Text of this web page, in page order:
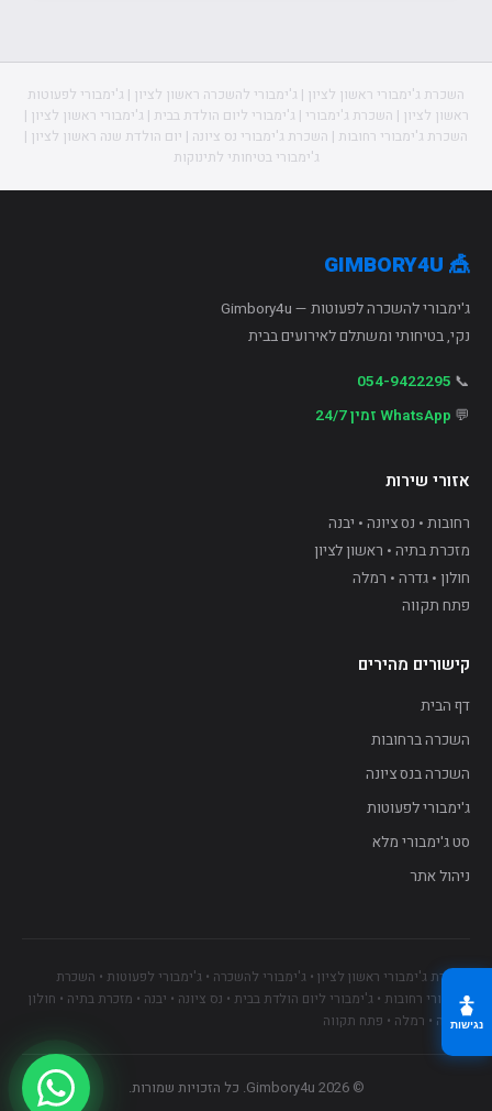
השכרת ג'ימבורי ראשון לציון | ג'ימבורי להשכרה ראשון לציון | ג'ימבורי לפעוטות
ראשון לציון | השכרת ג'ימבורי | ג'ימבורי ליום הולדת בבית | ג'ימבורי ראשון לציון |
השכרת ג'ימבורי רחובות | השכרת ג'ימבורי נס ציונה | יום הולדת שנה ראשון לציון |
ג'ימבורי בטיחותי לתינוקות
🎪 GIMBORY4U
ג'ימבורי להשכרה לפעוטות — Gimbory4u
נקי, בטיחותי ומשתלם לאירועים בבית
📞
054-9422295
💬 WhatsApp זמין 24/7
אזורי שירות
רחובות • נס ציונה • יבנה
מזכרת בתיה • ראשון לציון
חולון • גדרה • רמלה
פתח תקווה
קישורים מהירים
דף הבית
השכרה ברחובות
השכרה בנס ציונה
ג'ימבורי לפעוטות
סט ג'ימבורי מלא
ניהול אתר
השכרת ג'ימבורי ראשון לציון • ג'ימבורי להשכרה • ג'ימבורי לפעוטות • השכרת
ג'ימבורי רחובות • ג'ימבורי ליום הולדת בבית • נס ציונה • יבנה • מזכרת בתיה • חולון
• גדרה • רמלה • פתח תקווה
© 2026 Gimbory4u. כל הזכויות שמורות.
נגישות
A++